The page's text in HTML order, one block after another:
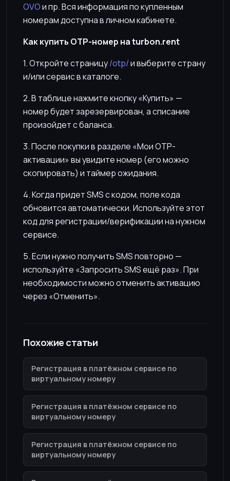
OVOи пр. Вся информация по купленным
номерам доступна в личном кабинете.
Как купить OTP-номер на turbon.rent
1. Откройте страницу/otp/и выберите страну
и/или сервис в каталоге.
2. В таблице нажмите кнопку «Купить» —
номер будет зарезервирован, а списание
произойдет с баланса.
3. После покупки в разделе «Мои OTP-
активации» вы увидите номер (его можно
скопировать) и таймер ожидания.
4. Когда придет SMS с кодом, поле кода
обновится автоматически. Используйте этот
код для регистрации/верификации на нужном
сервисе.
5. Если нужно получить SMS повторно —
используйте «Запросить SMS ещё раз». При
необходимости можно отменить активацию
через «Отменить».
Похожие статьи
Регистрация в платёжном сервисе по
виртуальному номеру
Регистрация в платёжном сервисе по
виртуальному номеру
Регистрация в платёжном сервисе по
виртуальному номеру